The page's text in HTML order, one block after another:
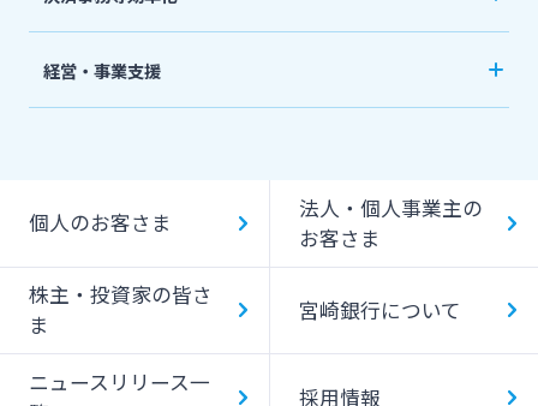
農業事業者サポート
私募債
その他
外貨預金
投資信託
ネット」
みやぎん「でんさいサービス」
変更届出書作成サービス
代金回収サービス
経営・事業支援
みやぎん Big Advance
ビジネスマッチング
SDGs宣言企業紹介
個人のお客さま
法人・個人事業主の
お客さま
株主・投資家の皆さ
ま
宮崎銀行について
ニュースリリース一
採用情報